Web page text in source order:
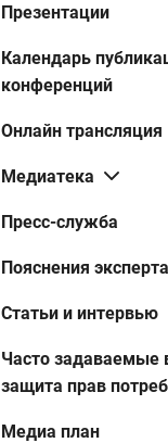
Презентации
Календарь
конференций
Онлайн трансляция
Медиатека
Пресс-служба
Пояснения эксперта
Статьи и интервью
Часто задаваемые
защита прав
Медиа план